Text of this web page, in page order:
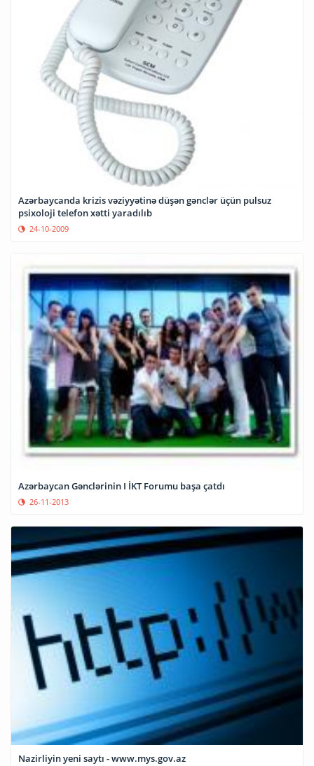
Azərbaycanda krizis vəziyyətinə düşən gənclər üçün pulsuz
psixoloji telefon xətti yaradılıb
24-10-2009
Azərbaycan Gənclərinin I İKT Forumu başa çatdı
26-11-2013
Nazirliyin yeni saytı - www.mys.gov.az